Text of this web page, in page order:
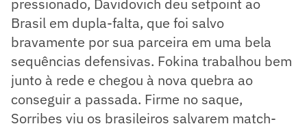
Brasil em dupla-falta, que foi salvo
bravamente por sua parceira em uma bela
sequências defensivas. Fokina trabalhou bem
junto à rede e chegou à nova quebra ao
conseguir a passada. Firme no saque,
Sorribes viu os brasileiros salvarem match-